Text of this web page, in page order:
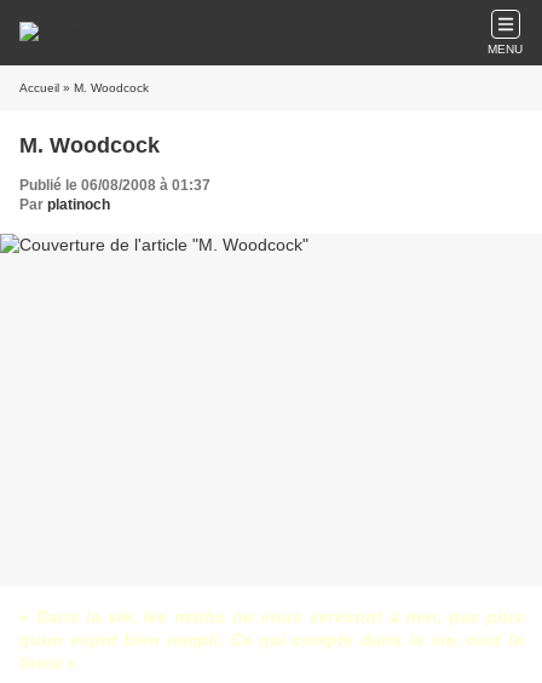
MENU
Accueil » M. Woodcock
M. Woodcock
Publié le 06/08/2008 à 01:37
Par platinoch
« Dans la vie, les maths ne vous serviront à rien, pas plus
quun esprit bien rempli. Ce qui compte dans la vie, cest la
force »